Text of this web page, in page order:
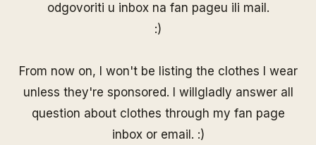
odgovoriti u inbox na fan pageu ili mail.
:)
From now on, I won't be listing the clothes I wear
unless they're sponsored. I willgladly answer all
question about clothes through my fan page
inbox or email. :)